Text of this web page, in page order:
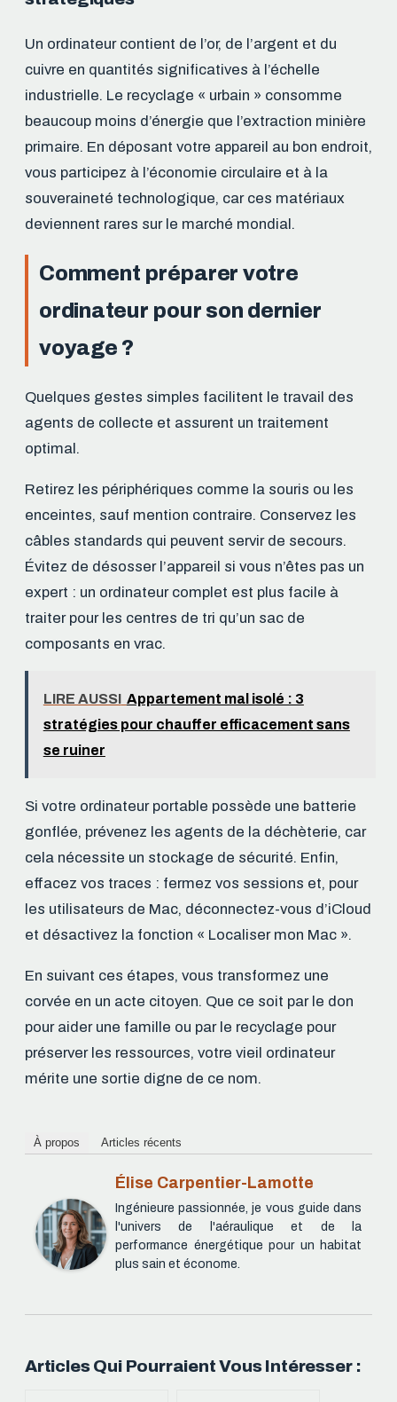
Un ordinateur contient de l’or, de l’argent et du
cuivre en quantités significatives à l’échelle
industrielle. Le recyclage « urbain » consomme
beaucoup moins d’énergie que l’extraction minière
primaire. En déposant votre appareil au bon endroit,
vous participez à l’économie circulaire et à la
souveraineté technologique, car ces matériaux
deviennent rares sur le marché mondial.
Comment préparer votre
ordinateur pour son dernier
voyage ?
Quelques gestes simples facilitent le travail des
agents de collecte et assurent un traitement
optimal.
Retirez les périphériques comme la souris ou les
enceintes, sauf mention contraire. Conservez les
câbles standards qui peuvent servir de secours.
Évitez de désosser l’appareil si vous n’êtes pas un
expert : un ordinateur complet est plus facile à
traiter pour les centres de tri qu’un sac de
composants en vrac.
LIRE AUSSI Appartement mal isolé : 3
stratégies pour chauffer efficacement sans
se ruiner
Si votre ordinateur portable possède une batterie
gonflée, prévenez les agents de la déchèterie, car
cela nécessite un stockage de sécurité. Enfin,
effacez vos traces : fermez vos sessions et, pour
les utilisateurs de Mac, déconnectez-vous d’iCloud
et désactivez la fonction « Localiser mon Mac ».
En suivant ces étapes, vous transformez une
corvée en un acte citoyen. Que ce soit par le don
pour aider une famille ou par le recyclage pour
préserver les ressources, votre vieil ordinateur
mérite une sortie digne de ce nom.
À propos Articles récents
Élise Carpentier-Lamotte
Ingénieure passionnée, je vous guide dans
l'univers de l'aéraulique et de la
performance énergétique pour un habitat
plus sain et économe.
Articles Qui Pourraient Vous Intéresser :